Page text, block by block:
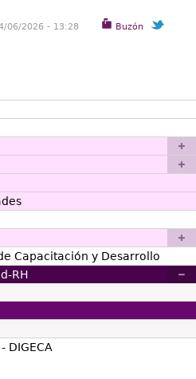
Buzón
06/2026 - 13:28
Capacitación y Desarrollo
RH
DIGECA